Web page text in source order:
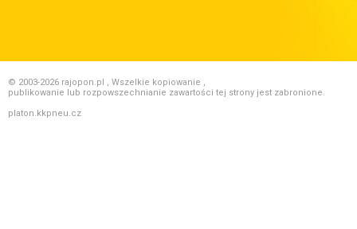
© 2003-2026 rajopon.pl , Wszelkie kopiowanie ,
publikowanie lub rozpowszechnianie zawartości tej strony jest zabronione.
platon.kkpneu.cz